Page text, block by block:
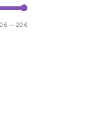
Min.
Max.
€— 20 €